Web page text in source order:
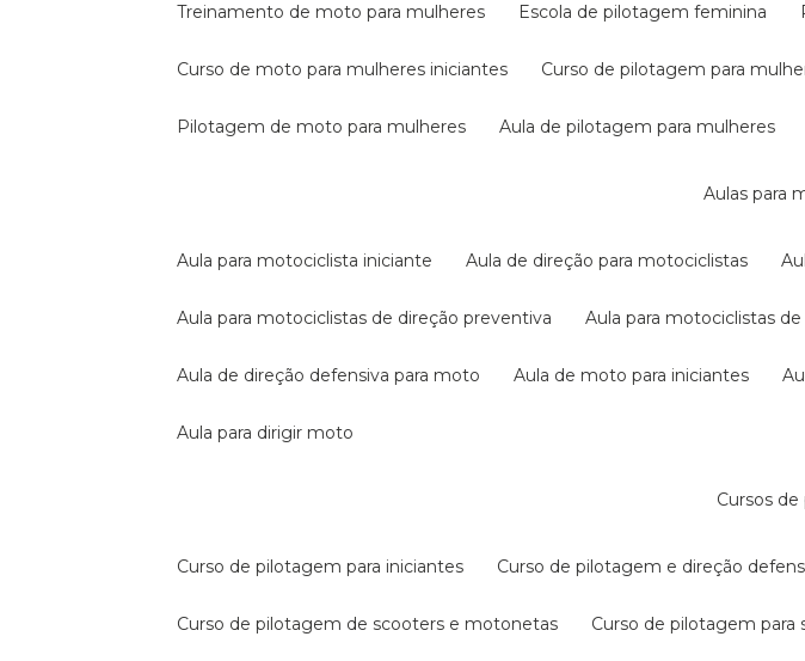
treinamento de moto para mulheres escola de pilotagem feminina
curso de moto para mulheres iniciantes curso de pilotagem para
pilotagem de moto para mulheres aula de pilotagem para mulheres
aulas para
aula para motociclista iniciante aula de direção para motociclistas
aula para motociclistas de direção preventiva aula para motociclistas
aula de direção defensiva para moto aula de moto para iniciantes
aula para dirigir moto
cursos
curso de pilotagem para iniciantes curso de pilotagem e direção
curso de pilotagem de scooters e motonetas curso de pilotagem para